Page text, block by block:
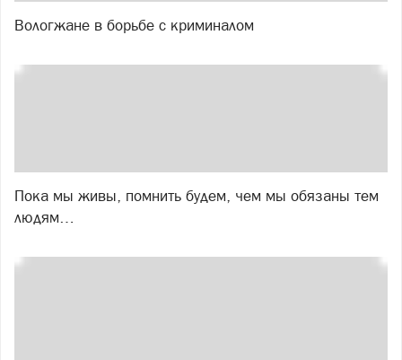
Вологжане в борьбе с криминалом
Пока мы живы, помнить будем, чем мы обязаны тем
людям…